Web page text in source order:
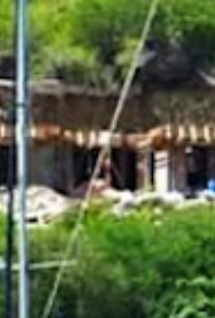
Wanneer je iets op